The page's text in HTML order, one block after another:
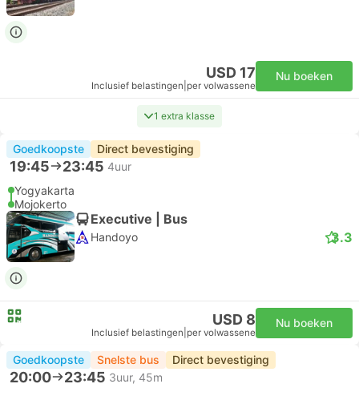
USD 17
Inclusief belastingen per volwassene
Nu boeken
1 extra klasse
Goedkoopste Direct bevestiging
19:45 23:45 4uur
Yogyakarta
Mojokerto
Executive | Bus
Handoyo 3.3
USD 8
Inclusief belastingen per volwassene
Nu boeken
Goedkoopste Snelste bus Direct bevestiging
20:00 23:45 3uur, 45m